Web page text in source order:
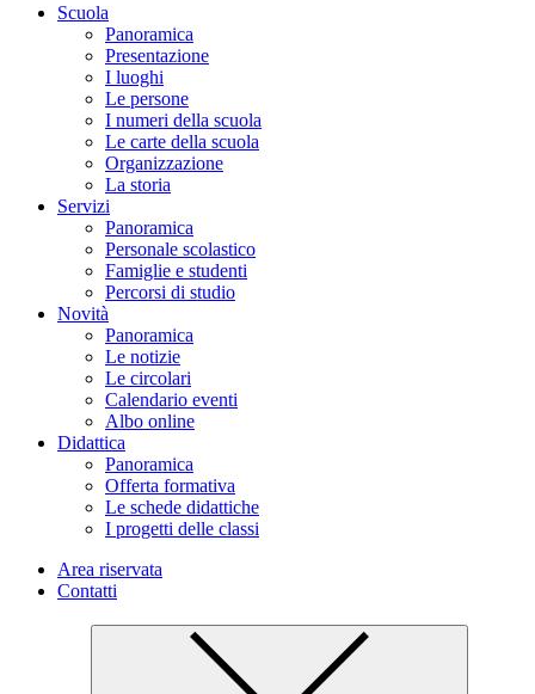
Scuola
Panoramica
Presentazione
I luoghi
Le persone
I numeri della scuola
Le carte della scuola
Organizzazione
La storia
Servizi
Panoramica
Personale scolastico
Famiglie e studenti
Percorsi di studio
Novità
Panoramica
Le notizie
Le circolari
Calendario eventi
Albo online
Didattica
Panoramica
Offerta formativa
Le schede didattiche
I progetti delle classi
Area riservata
Contatti